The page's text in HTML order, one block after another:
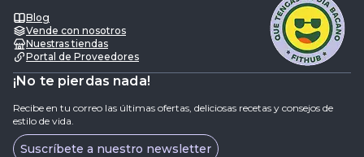
Blog
Vende con nosotros
Nuestras tiendas
Portal de Proveedores
¡No te pierdas nada!
Recibe en tu correo las últimas ofertas, deliciosas recetas y consejos de
estilo de vida.
Suscríbete a nuestro newsletter